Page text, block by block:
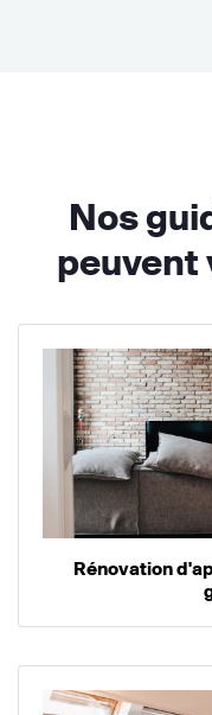
Nos
peuvent
Rénovation